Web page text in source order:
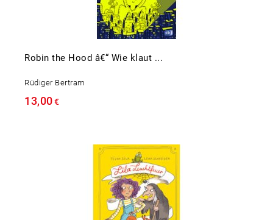
Robin the Hood â€“ Wie klaut ...
Rüdiger Bertram
13,00€